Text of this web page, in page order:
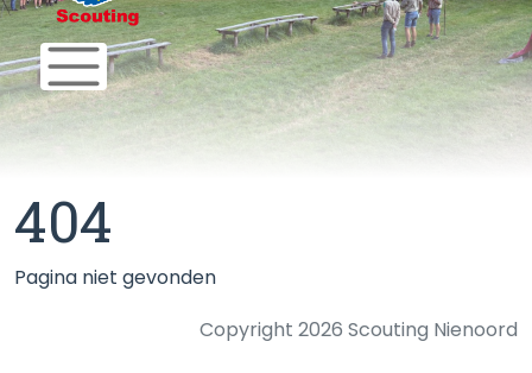
404
Pagina niet gevonden
Copyright 2026 Scouting Nienoord